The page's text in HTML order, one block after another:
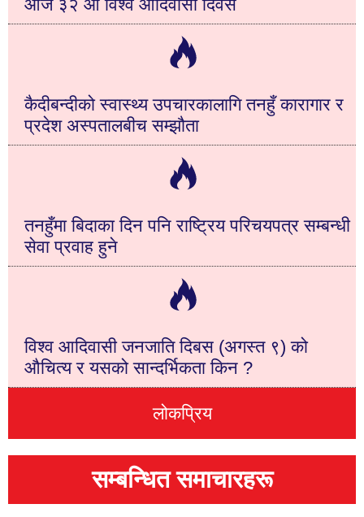
लोकप्रिय
आज ३२ औं विश्व आदिवासी दिवस
कैदीबन्दीको स्वास्थ्य उपचारकालागि तनहुँ कारागार र
प्रदेश अस्पतालबीच सम्झौता
तनहुँमा बिदाका दिन पनि राष्ट्रिय परिचयपत्र सम्बन्धी
सेवा प्रवाह हुने
विश्व आदिवासी जनजाति दिबस (अगस्त ९) को
औचित्य र यसको सान्दर्भिकता किन ?
सम्बन्धित समाचारहरू